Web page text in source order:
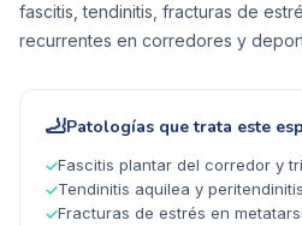
fascitis, tendinitis, fracturas de
recurrentes en corredores y
🦶Patologías que trata este
✓Fascitis plantar del corredor y
✓Tendinitis aquilea y peritendinitis
✓Fracturas de estrés en